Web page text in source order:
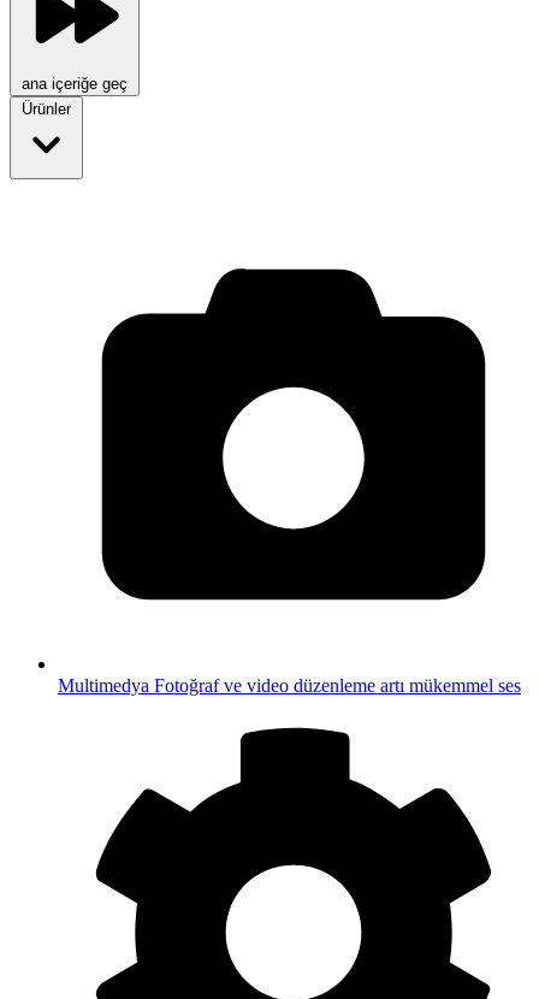
ana içeriğe geç
Ürünler
Multimedya Fotoğraf ve video düzenleme artı mükemmel ses